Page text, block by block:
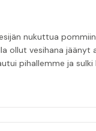
ollut vesihana jäänyt
ja sulki hanan.